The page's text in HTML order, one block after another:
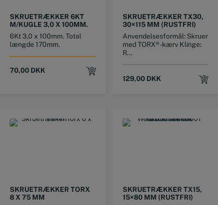
SKRUETRÆKKER 6KT
M/KUGLE 3,0 X 100MM.
6Kt 3,0 x 100mm. Total
længde 170mm.
70,00 DKK
SKRUETRÆKKER TX30,
30×115 MM (RUSTFRI)
Anvendelsesformål: Skruer
med TORX®-kærv Klinge:
R...
129,00 DKK
SKRUETRÆKKER TORX
8 X 75 MM
SKRUETRÆKKER TX15,
15×80 MM (RUSTFRI)